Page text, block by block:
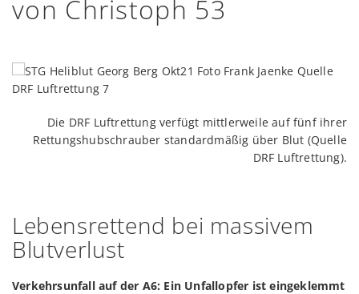
von Christoph 53
Die DRF Luftrettung verfügt mittlerweile auf fünf ihrer
Rettungshubschrauber standardmäßig über Blut (Quelle
DRF Luftrettung).
Lebensrettend bei massivem
Blutverlust
Verkehrsunfall auf der A6: Ein Unfallopfer ist eingeklemmt